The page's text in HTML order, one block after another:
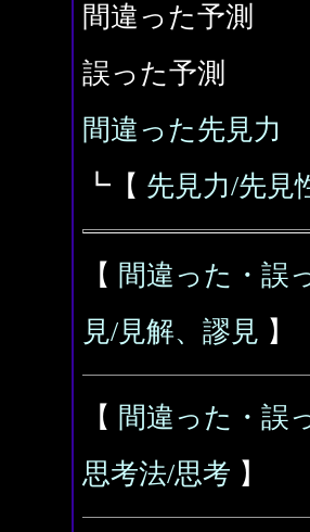
間違った予測
誤った予測
間違った先見力
┗【 先見力/先見
【 間違った・誤
見/見解、謬見 】
【 間違った・誤
思考法/思考 】